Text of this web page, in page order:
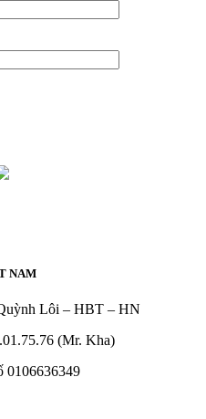
NAM
Lôi – HBT – HN
(Mr. Kha)
0106636349